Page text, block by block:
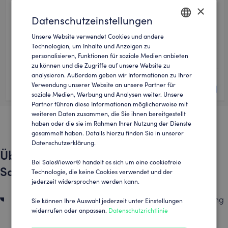
Übertragen von Unternehmen in das
Salesforce CRM
Sollten Sie sich für den manuellen Weg der Übertragung
entscheiden, erfolgt die Übertragung über das
GERMAN
×
Datenschutzeinstellungen
Unsere Website verwendet Cookies und andere
Technologien, um Inhalte und Anzeigen zu
personalisieren, Funktionen für soziale Medien anbieten
zu können und die Zugriffe auf unsere Website zu
analysieren. Außerdem geben wir Informationen zu Ihrer
Verwendung unserer Website an unsere Partner für
soziale Medien, Werbung und Analysen weiter. Unsere
Partner führen diese Informationen möglicherweise mit
weiteren Daten zusammen, die Sie ihnen bereitgestellt
haben oder die sie im Rahmen Ihrer Nutzung der Dienste
gesammelt haben. Details hierzu finden Sie in unserer
Datenschutzerklärung.
Bei SalesViewer® handelt es sich um eine cookiefreie
Technologie, die keine Cookies verwendet und der
jederzeit widersprochen werden kann.
Sie können Ihre Auswahl jederzeit unter Einstellungen
widerrufen oder anpassen. Datenschutzrichtlinie